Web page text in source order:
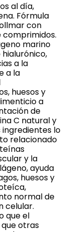
al día,
Fórmula
con
comprimidos.
marino
a la
a la
huesos y
a
de
C natural y
ingredientes lo
relacionado
y la
ayuda
huesos y
normal de
celular.
que el
otras